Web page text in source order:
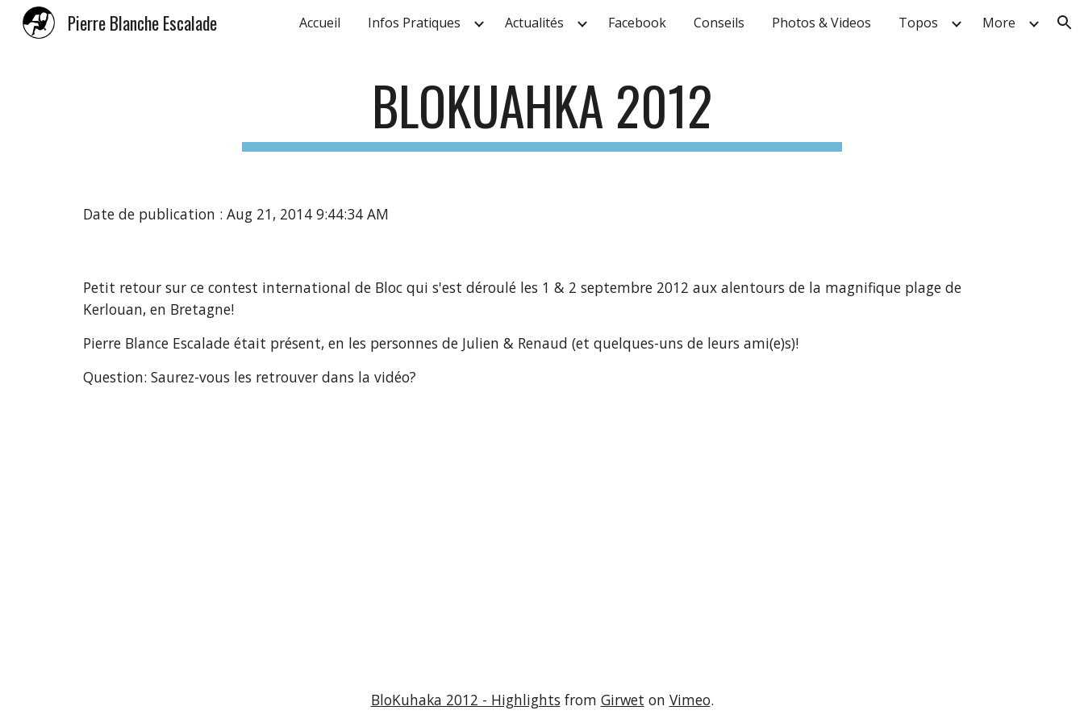
Skip to main content Skip to navigation
Pierre Blanche Escalade Accueil Infos Pratiques Actualités Facebook Conseils Photos & Videos Topos More
BLOKUAHKA 2012
Date de publication : Aug 21, 2014 9:44:34 AM
Petit retour sur ce contest international de Bloc qui s'est déroulé les 1 & 2 septembre 2012 aux alentours de la magnifique plage de
Kerlouan, en Bretagne!
Pierre Blance Escalade était présent, en les personnes de Julien & Renaud (et quelques-uns de leurs ami(e)s)!
Question: Saurez-vous les retrouver dans la vidéo?
BloKuhaka 2012 - Highlights from Girwet on Vimeo.